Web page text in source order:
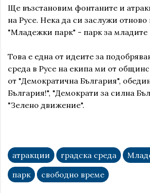
Ще възстановим фонтаните и
на Русе. Нека да си заслужи отново
"Младежки парк" - парк за младите
Това е една от идеите за
среда в Русе на екипа ми от
от "Демократична България",
България!", "Демократи за силна
"Зелено движение".
атракции градска среда
парк
свободно време